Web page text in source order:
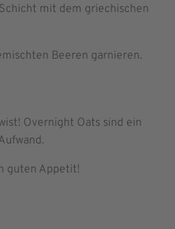
mit dem griechischen
Beeren garnieren.
Overnight Oats sind ein
guten Appetit!